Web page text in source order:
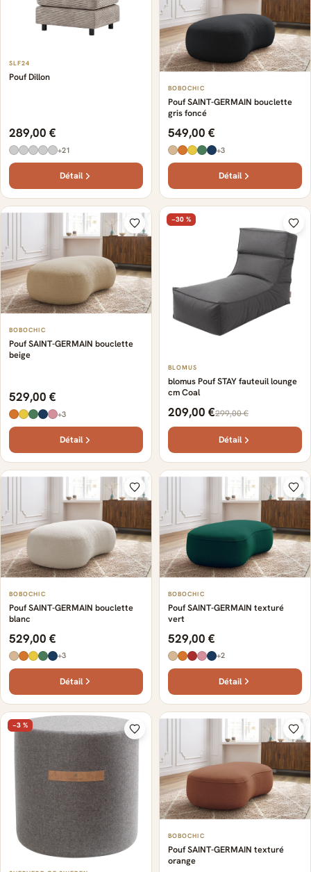
SLF24
Pouf Dillon
289,00 €
+21
Détail
BOBOCHIC
Pouf SAINT-GERMAIN bouclette
gris foncé
549,00 €
+3
Détail
BOBOCHIC
Pouf SAINT-GERMAIN bouclette
beige
529,00 €
+3
Détail
−30 %
BLOMUS
blomus Pouf STAY fauteuil lounge
cm Coal
209,00 €299,00 €
Détail
BOBOCHIC
Pouf SAINT-GERMAIN bouclette
blanc
529,00 €
+3
Détail
BOBOCHIC
Pouf SAINT-GERMAIN texturé
vert
529,00 €
+2
Détail
−3 %
BOBOCHIC
Pouf SAINT-GERMAIN texturé
orange